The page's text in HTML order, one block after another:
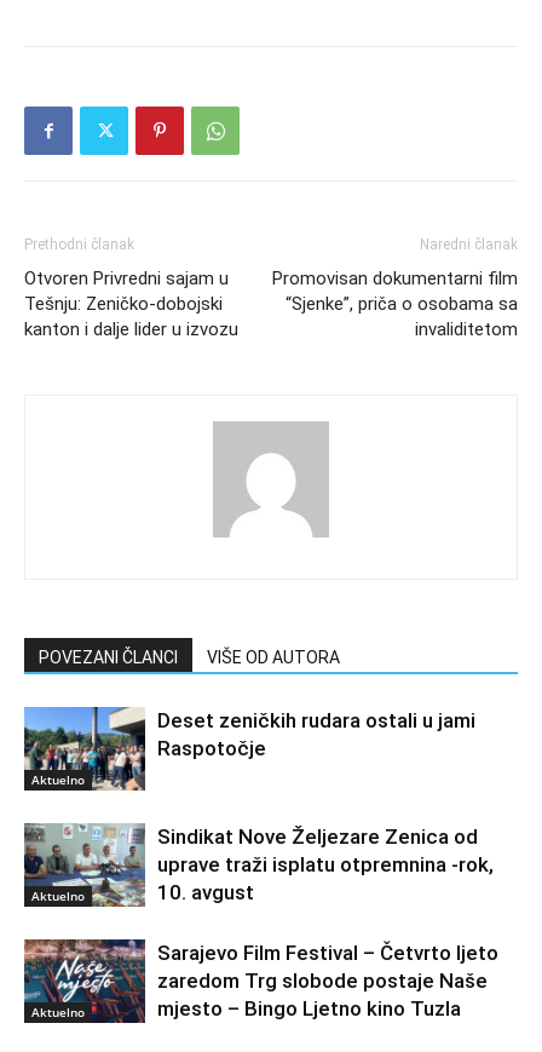
Prethodni članak
Otvoren Privredni sajam u
Tešnju: Zeničko-dobojski
kanton i dalje lider u izvozu
Naredni članak
Promovisan dokumentarni film
“Sjenke”, priča o osobama sa
invaliditetom
POVEZANI ČLANCI VIŠE OD AUTORA
Aktuelno
Deset zeničkih rudara ostali u jami
Raspotočje
Aktuelno
Sindikat Nove Željezare Zenica od
uprave traži isplatu otpremnina -rok,
10. avgust
Aktuelno
Sarajevo Film Festival – Četvrto ljeto
zaredom Trg slobode postaje Naše
mjesto – Bingo Ljetno kino Tuzla